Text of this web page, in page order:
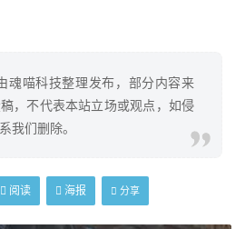
魂喵科技整理发布，部分内容来
，不代表本站立场或观点，如侵
我们删除。
阅读 海报 分享